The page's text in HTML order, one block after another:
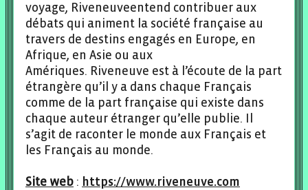
voyage, Riveneuveentend contribuer aux
débats qui animent la société française au
travers de destins engagés en Europe, en
Afrique, en Asie ou aux
Amériques. Riveneuve est à l’écoute de la part
étrangère qu’il y a dans chaque Français
comme de la part française qui existe dans
chaque auteur étranger qu’elle publie. Il
s’agit de raconter le monde aux Français et
les Français au monde.
Site web : https://www.riveneuve.com